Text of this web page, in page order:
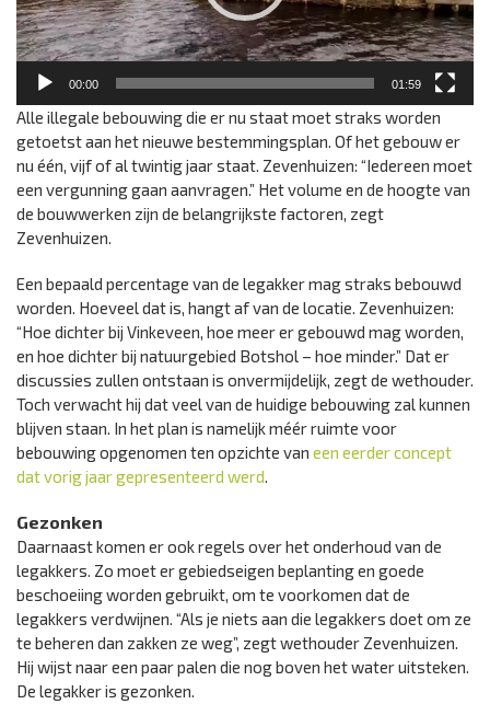
00:00 01:59
Alle illegale bebouwing die er nu staat moet straks worden
getoetst aan het nieuwe bestemmingsplan. Of het gebouw er
nu één, vijf of al twintig jaar staat. Zevenhuizen: “Iedereen moet
een vergunning gaan aanvragen.” Het volume en de hoogte van
de bouwwerken zijn de belangrijkste factoren, zegt
Zevenhuizen.
Een bepaald percentage van de legakker mag straks bebouwd
worden. Hoeveel dat is, hangt af van de locatie. Zevenhuizen:
“Hoe dichter bij Vinkeveen, hoe meer er gebouwd mag worden,
en hoe dichter bij natuurgebied Botshol – hoe minder.” Dat er
discussies zullen ontstaan is onvermijdelijk, zegt de wethouder.
Toch verwacht hij dat veel van de huidige bebouwing zal kunnen
blijven staan. In het plan is namelijk méér ruimte voor
bebouwing opgenomen ten opzichte van een eerder concept
dat vorig jaar gepresenteerd werd.
Gezonken
Daarnaast komen er ook regels over het onderhoud van de
legakkers. Zo moet er gebiedseigen beplanting en goede
beschoeiing worden gebruikt, om te voorkomen dat de
legakkers verdwijnen. “Als je niets aan die legakkers doet om ze
te beheren dan zakken ze weg”, zegt wethouder Zevenhuizen.
Hij wijst naar een paar palen die nog boven het water uitsteken.
De legakker is gezonken.